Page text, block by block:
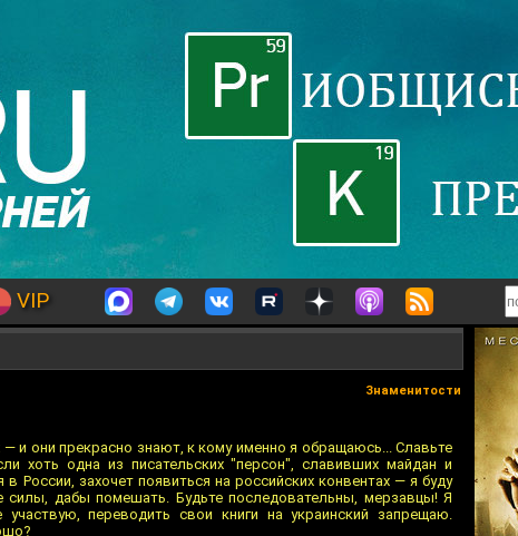
VIP
Знаменитости
и они прекрасно знают, к кому именно я обращаюсь... Славьте
хоть одна из писательских "персон", славивших майдан и
России, захочет появиться на российских конвентах — я буду
дабы помешать. Будьте последовательны, мерзавцы! Я
переводить свои книги на украинский запрещаю.